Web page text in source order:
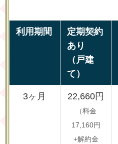
利用期間
定期契約
あり
（戸建
て）
3ヶ月 22,660円
（料金
17,160円
+解約金